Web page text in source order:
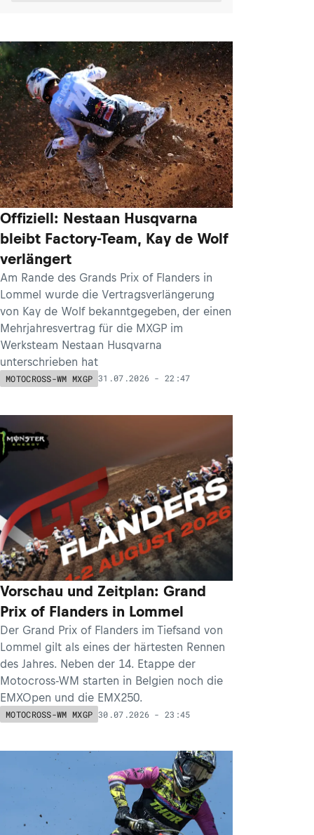
Offiziell: Nestaan Husqvarna
bleibt Factory-Team, Kay de Wolf
verlängert
Am Rande des Grands Prix of Flanders in
Lommel wurde die Vertragsverlängerung
von Kay de Wolf bekanntgegeben, der einen
Mehrjahresvertrag für die MXGP im
Werksteam Nestaan Husqvarna
unterschrieben hat
MOTOCROSS-WM MXGP 31.07.2026 - 22:47
Vorschau und Zeitplan: Grand
Prix of Flanders in Lommel
Der Grand Prix of Flanders im Tiefsand von
Lommel gilt als eines der härtesten Rennen
des Jahres. Neben der 14. Etappe der
Motocross-WM starten in Belgien noch die
EMXOpen und die EMX250.
MOTOCROSS-WM MXGP 30.07.2026 - 23:45